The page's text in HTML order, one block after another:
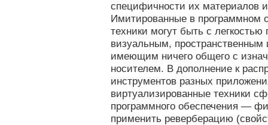
специфичности их материалов
Имитированные в программном
техники могут быть с
визуальным,
имеющим ничего общего с
носителем. В дополнение к
инструментов разных
виртуализированные техники
программного обеспечения —
применить реверберацию